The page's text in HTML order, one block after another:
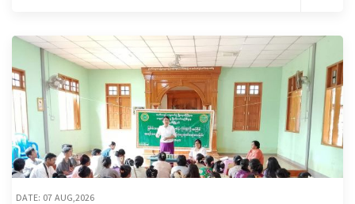
DATE: 07 AUG,2026